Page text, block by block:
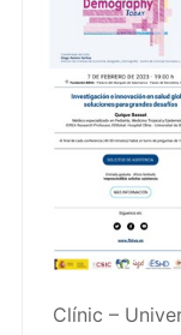
Clínic –